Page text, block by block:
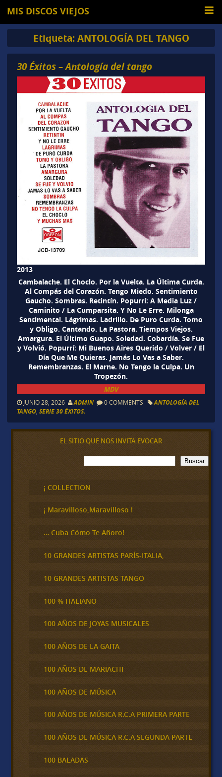
MIS DISCOS VIEJOS
Etiqueta:ANTOLOGÍA DEL TANGO
30 Éxitos – Antología del tango
2013
Cambalache. El Choclo. Por la Vuelta. La Última Curda.
Al Compás del Corazón. Tengo Miedo. Sentimiento
Gaucho. Sombras. Retintín. Popurrí: A Media Luz /
Caminito / La Cumparsita. Y No Le Erre. Milonga
Sentimental. Lágrimas. Ladrillo. De Puro Curda. Tomo
y Obligo. Cantando. La Pastora. Tiempos Viejos.
Amargura. El Último Guapo. Soledad. Cobardía. Se Fue
y Volvió. Popurrí: Mi Buenos Aires Querido / Volver / El
Día Que Me Quieras. Jamás Lo Vas a Saber.
Remembranzas. El Marne. No Tengo la Culpa. Un
Tropezón.
MDV
JUNIO 28, 2026 ADMIN 0 COMMENTS
ANTOLOGÍA DEL
TANGO, SERIE 30 ÉXITOS.
EL SITIO QUE NOS INVITA EVOCAR
B
u
c
a
Buscar
¡ COLLECTION
¡ Maravilloso,Maravilloso !
… Cuba Cómo Te Añoro!
10 GRANDES ARTISTAS PARÍS-ITALIA,
10 GRANDES ARTISTAS TANGO
100 % ITALIANO
100 AÑOS DE JOYAS MUSICALES
100 AÑOS DE LA GAITA
100 AÑOS DE MARIACHI
100 AÑOS DE MÚSICA
100 AÑOS DE MÚSICA R.C.A PRIMERA PARTE
100 AÑOS DE MÚSICA R.C.A SEGUNDA PARTE
100 BALADAS